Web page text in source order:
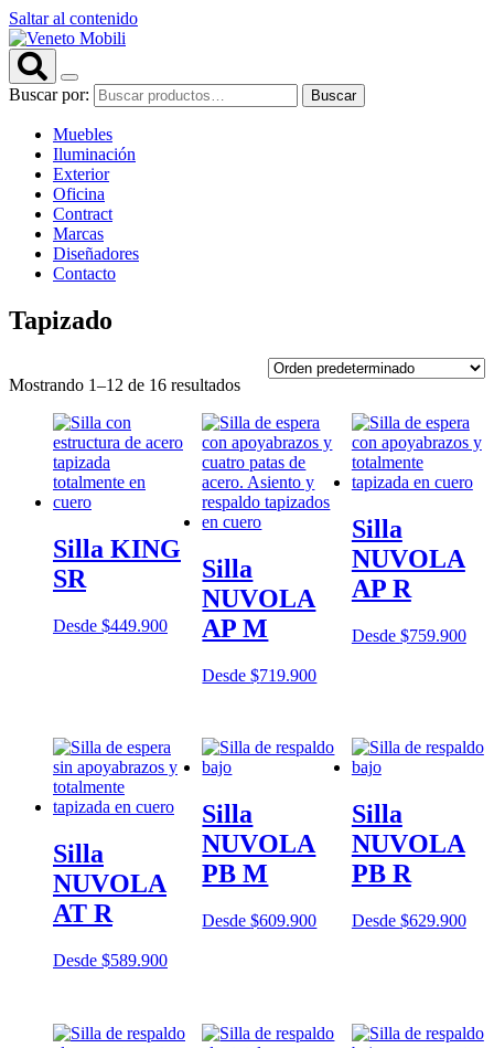
Saltar al contenido
Buscar por: Buscar
Muebles
Iluminación
Exterior
Oficina
Contract
Marcas
Diseñadores
Contacto
Tapizado
Mostrando 1–12 de 16 resultados
Silla KING
SR
Desde $449.900
Silla
NUVOLA
AP M
Desde$719.900
Silla
NUVOLA
AP R
Desde $759.900
Silla
NUVOLA
AT R
Desde $589.900
Silla
NUVOLA
PB M
Desde$609.900
Silla
NUVOLA
PB R
Desde $629.900